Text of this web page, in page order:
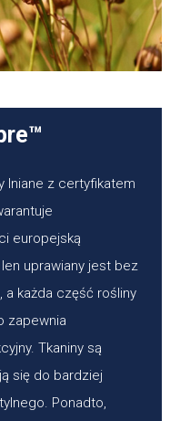
lniane z certyfikatem
europejską
uprawiany jest bez
a każda część rośliny
zapewnia
Tkaniny są
się do bardziej
Ponadto,